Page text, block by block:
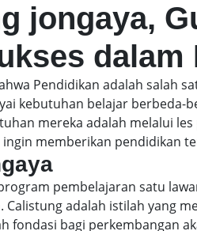
jongaya,
dalam
Pendidikan adalah salah
kebutuhan belajar berbeda-
mereka adalah melalui
memberikan pendidikan
pembelajaran satu
adalah istilah yang
bagi perkembangan